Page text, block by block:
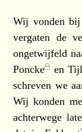
Wij vonden bij
vergaten de
ongetwijfeld
Poncke en
schreven we
Wij konden
achterwege